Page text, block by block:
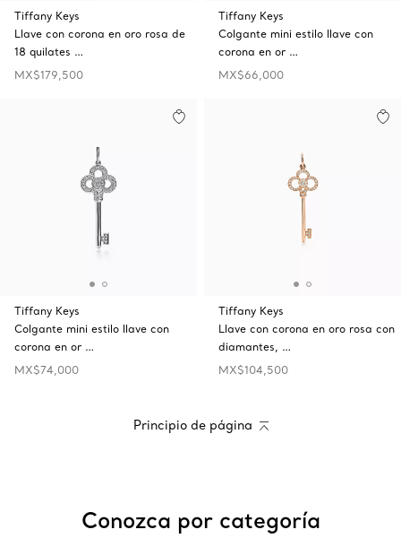
Tiffany Keys
Llave con corona en oro rosa de
18 quilates …
MX$179,500
Tiffany Keys
Colgante mini estilo llave con
corona en or …
MX$66,000
Tiffany Keys
Colgante mini estilo llave con
corona en or …
MX$74,000
Tiffany Keys
Llave con corona en oro rosa con
diamantes, …
MX$104,500
Principio de página
Conozca por categoría